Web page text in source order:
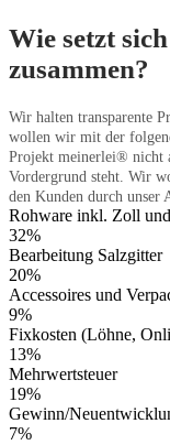
Wie setzt
zusammen?
Wir halten transparente
wollen wir mit der
Projekt meinerlei® nicht
Vordergrund steht. Wir
den Kunden durch unser
Rohware inkl. Zoll
32%
Bearbeitung Salzgitter
20%
Accessoires und
9%
Fixkosten (Löhne,
13%
Mehrwertsteuer
19%
Gewinn/
7%